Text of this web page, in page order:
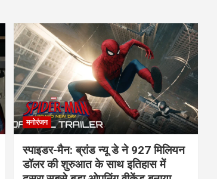
मनोरंजन
स्पाइडर-मैन: ब्रांड न्यू डे ने 927 मिलियन
डॉलर की शुरुआत के साथ इतिहास में